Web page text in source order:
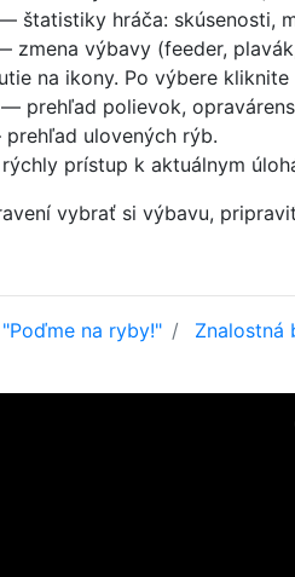
štatistiky hráča: skúsenosti,
zmena výbavy (feeder,
na ikony. Po výbere kliknite
— prehľad polievok,
ulovených rýb.
prístup k aktuálnym
vybrať si výbavu,
na ryby!" Znalostná